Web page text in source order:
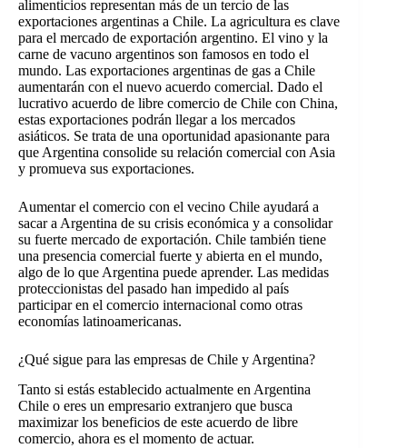
alimenticios representan más de un tercio de las
exportaciones argentinas a Chile. La agricultura es clave
para el mercado de exportación argentino. El vino y la
carne de vacuno argentinos son famosos en todo el
mundo. Las exportaciones argentinas de gas a Chile
aumentarán con el nuevo acuerdo comercial. Dado el
lucrativo acuerdo de libre comercio de Chile con China,
estas exportaciones podrán llegar a los mercados
asiáticos. Se trata de una oportunidad apasionante para
que Argentina consolide su relación comercial con Asia
y promueva sus exportaciones.
Aumentar el comercio con el vecino Chile ayudará a
sacar a Argentina de su crisis económica y a consolidar
su fuerte mercado de exportación. Chile también tiene
una presencia comercial fuerte y abierta en el mundo,
algo de lo que Argentina puede aprender. Las medidas
proteccionistas del pasado han impedido al país
participar en el comercio internacional como otras
economías latinoamericanas.
¿Qué sigue para las empresas de Chile y Argentina?
Tanto si estás establecido actualmente en Argentina
Chile o eres un empresario extranjero que busca
maximizar los beneficios de este acuerdo de libre
comercio, ahora es el momento de actuar.